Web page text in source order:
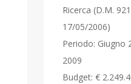
Ricerca (D.M.
17/05/2006)
Periodo: Giugno
2009
Budget: €